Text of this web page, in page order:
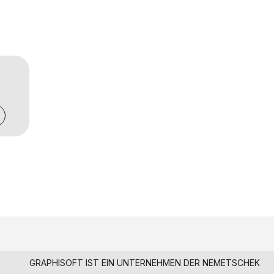
GRAPHISOFT IST EIN UNTERNEHMEN DERNEMETSCHEK